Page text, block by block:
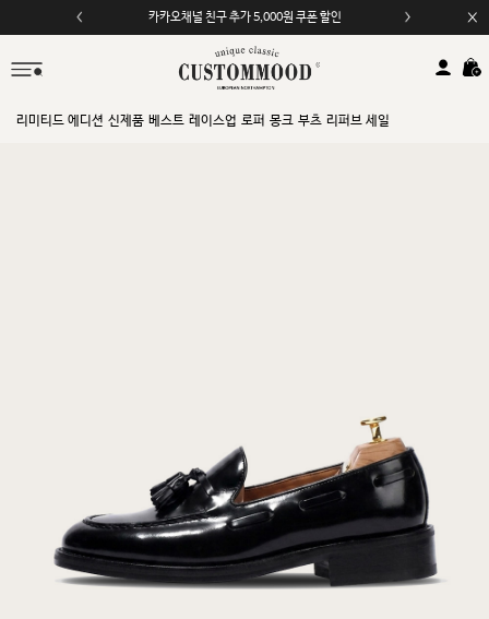
카카오채널 친구 추가 5,000원 쿠폰 할인
모바일 앱 자동 2,000원 할인
리미티드 에디션 신제품 베스트 레이스업 로퍼 몽크 부츠 리퍼브 세일